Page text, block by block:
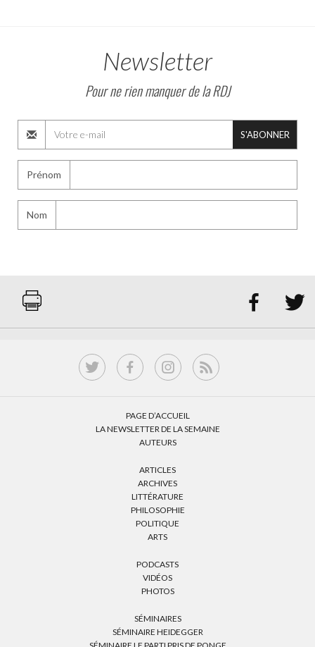
Newsletter
Pour ne rien manquer de la RDJ
S'ABONNER
Prénom
Nom
 
PAGE D’ACCUEIL
LA NEWSLETTER DE LA SEMAINE
AUTEURS
ARTICLES
ARCHIVES
LITTÉRATURE
PHILOSOPHIE
POLITIQUE
ARTS
PODCASTS
VIDÉOS
PHOTOS
SÉMINAIRES
SÉMINAIRE HEIDEGGER